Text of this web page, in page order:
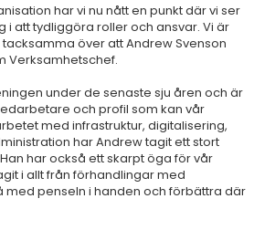
har vi nu nått en punkt där vi ser
i att tydliggöra roller och ansvar. Vi är
över att Andrew Svenson
Verksamhetschef.
under de senaste sju åren och är
och profil som kan vår
med infrastruktur, digitalisering,
har Andrew tagit ett stort
har också ett skarpt öga för vår
i allt från förhandlingar med
med penseln i handen och förbättra där